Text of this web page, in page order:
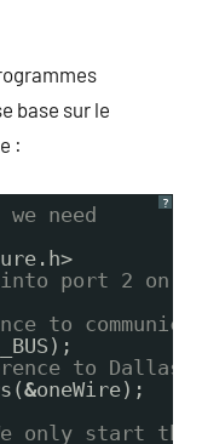
base sur le
:
?
need
port 2 on
to
to Dallas
&oneWire);
only start the